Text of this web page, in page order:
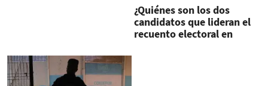
¿Quiénes son los dos
candidatos que lideran el
recuento electoral en